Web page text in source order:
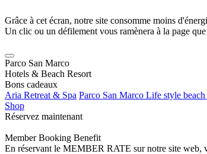
Grâce à cet écran, notre site consomme moins
Un clic ou un défilement vous ramènera à la page
Parco San Marco
Hotels & Beach Resort
Bons cadeaux
Aria Retreat & Spa Parco San Marco Life style beach
Shop
Réservez maintenant
Member Booking Benefit
En réservant le MEMBER RATE sur notre site web,